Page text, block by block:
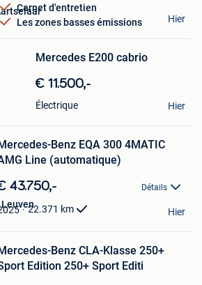
Carnet d'entretien
Les zones basses émissions
Hier
Mercedes E200 cabrio
€ 11.500,-
Électrique Hier
Benz EQA 300 4MATIC
Line (automatique)
43.750,- Détails
22.371 km Hier
Benz CLA-Klasse 250+
Edition 250+ Sport Editi